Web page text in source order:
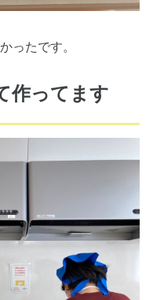
ったです。
作ってます